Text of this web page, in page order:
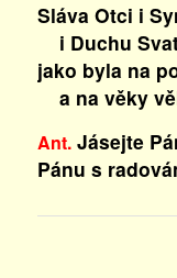
Sláva Otci i
i Duchu
jako byla na
a na věky
Ant.Jásejte
Pánu s